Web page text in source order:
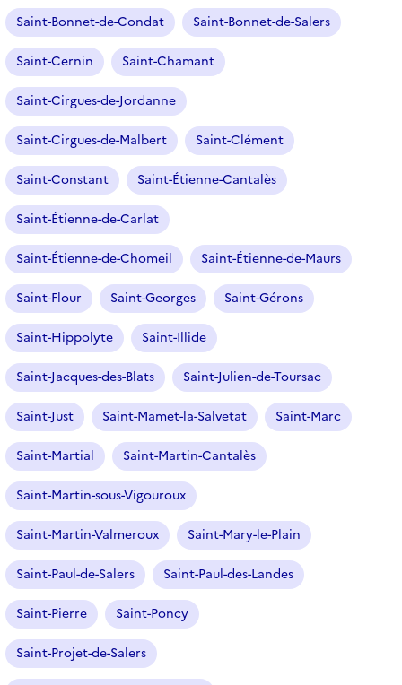
Saint-Bonnet-de-Condat Saint-Bonnet-de-Salers
Saint-Cernin Saint-Chamant
Saint-Cirgues-de-Jordanne
Saint-Cirgues-de-Malbert Saint-Clément
Saint-Constant Saint-Étienne-Cantalès
Saint-Étienne-de-Carlat
Saint-Étienne-de-Chomeil Saint-Étienne-de-Maurs
Saint-Flour Saint-Georges Saint-Gérons
Saint-Hippolyte Saint-Illide
Saint-Jacques-des-Blats Saint-Julien-de-Toursac
Saint-Just Saint-Mamet-la-Salvetat Saint-Marc
Saint-Martial Saint-Martin-Cantalès
Saint-Martin-sous-Vigouroux
Saint-Martin-Valmeroux Saint-Mary-le-Plain
Saint-Paul-de-Salers Saint-Paul-des-Landes
Saint-Pierre Saint-Poncy
Saint-Projet-de-Salers